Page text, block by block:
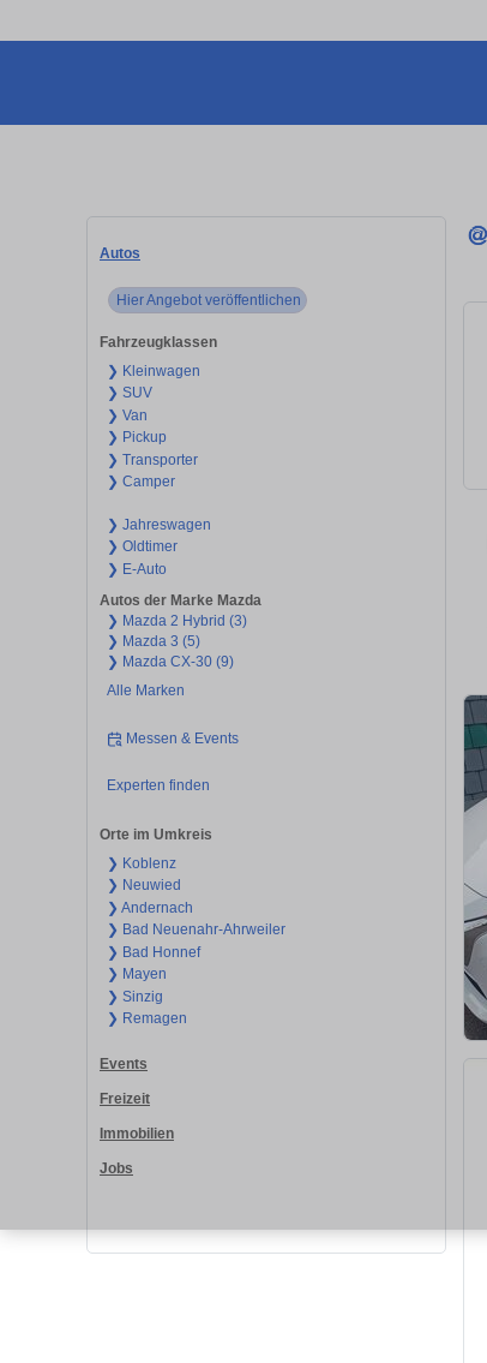
Autos
Hier Angebot veröffentlichen
Fahrzeugklassen
❯ Kleinwagen
❯ SUV
❯ Van
❯ Pickup
❯ Transporter
❯ Camper
❯ Jahreswagen
❯ Oldtimer
❯ E-Auto
Autos der Marke Mazda
❯ Mazda 2 Hybrid (3)
❯ Mazda 3 (5)
❯ Mazda CX-30 (9)
Alle Marken
Messen & Events
Experten finden
Orte im Umkreis
❯ Koblenz
❯ Neuwied
❯ Andernach
❯ Bad Neuenahr-Ahrweiler
❯ Bad Honnef
❯ Mayen
❯ Sinzig
❯ Remagen
Events
Freizeit
Immobilien
Jobs